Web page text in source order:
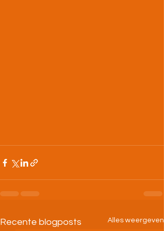
Recente blogposts Alles weergeven